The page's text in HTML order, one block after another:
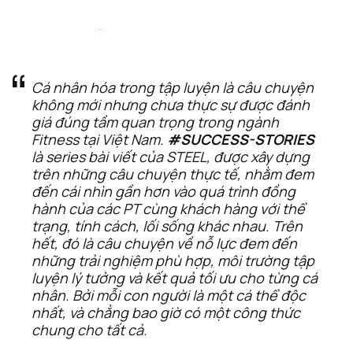
Cá nhân hóa trong tập luyện là câu chuyện
không mới nhưng chưa thực sự được đánh
giá đúng tầm quan trọng trong ngành
Fitness tại Việt Nam. #SUCCESS-STORIES
là series bài viết của STEEL, được xây dựng
trên những câu chuyện thực tế, nhằm đem
đến cái nhìn gần hơn vào quá trình đồng
hành của các PT cùng khách hàng với thể
trạng, tính cách, lối sống khác nhau. Trên
hết, đó là câu chuyện về nỗ lực đem đến
những trải nghiệm phù hợp, môi trường tập
luyện lý tưởng và kết quả tối ưu cho từng cá
nhân. Bởi mỗi con người là một cá thể độc
nhất, và chẳng bao giờ có một công thức
chung cho tất cả.